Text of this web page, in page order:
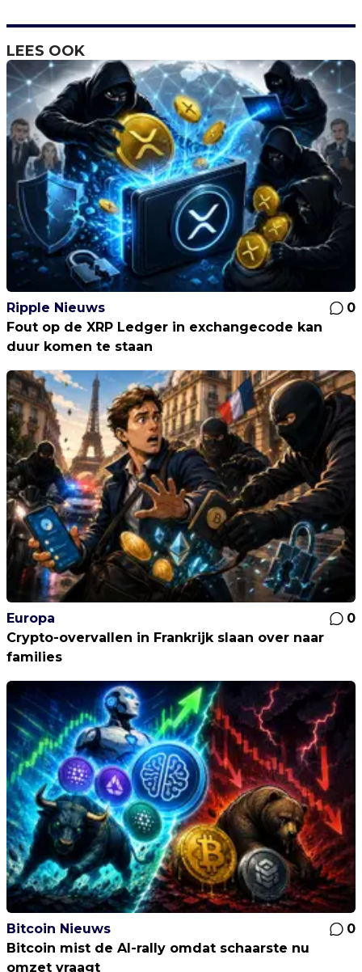
LEES OOK
Ripple Nieuws
0
Fout op de XRP Ledger in exchangecode kan
duur komen te staan
Europa
0
Crypto-overvallen in Frankrijk slaan over naar
families
Bitcoin Nieuws
0
Bitcoin mist de AI-rally omdat schaarste nu
omzet vraagt